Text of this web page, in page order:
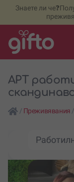
Знаете ли
АРТ
/ Преживявания